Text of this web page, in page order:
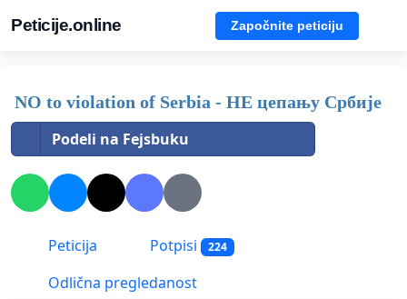
Peticije.online Započnite peticiju
NO to violation of Serbia - НЕ цепању Србије
Podeli na Fejsbuku
Peticija Potpisi 224
Odlična pregledanost